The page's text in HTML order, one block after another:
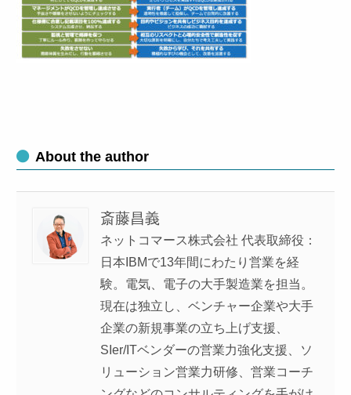
About the author
斎藤昌義
ネットコマース株式会社 代表取締役：
日本IBMで13年間にわたり営業を経
験。電気、電子の大手製造業を担当。
現在は独立し、ベンチャー企業や大手
企業の新規事業の立ち上げ支援、
SIer/ITベンダーの営業力強化支援、ソ
リューション営業力研修、営業コーチ